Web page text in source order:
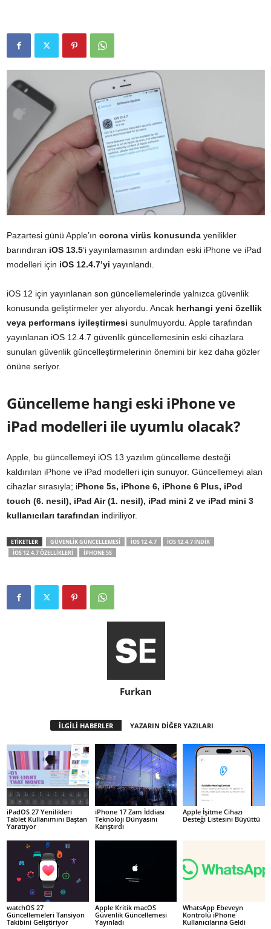
Pazartesi günü Apple’ın corona virüs konusunda yenilikler
barındıran iOS 13.5‘i yayınlamasının ardından eski iPhone ve iPad
modelleri için iOS 12.4.7’yi yayınlandı.
iOS 12 için yayınlanan son güncellemelerinde yalnızca güvenlik
konusunda geliştirmeler yer alıyordu. Ancak herhangi yeni özellik
veya performans iyileştirmesi sunulmuyordu. Apple tarafından
yayınlanan iOS 12.4.7 güvenlik güncellemesinin eski cihazlara
sunulan güvenlik güncelleştirmelerinin önemini bir kez daha gözler
önüne seriyor.
Güncelleme hangi eski iPhone ve
iPad modelleri ile uyumlu olacak?
Apple, bu güncellemeyi iOS 13 yazılım güncelleme desteği
kaldırılan iPhone ve iPad modelleri için sunuyor. Güncellemeyi alan
cihazlar sırasıyla; iPhone 5s, iPhone 6, iPhone 6 Plus, iPod
touch (6. nesil), iPad Air (1. nesil), iPad mini 2 ve iPad mini 3
kullanıcıları tarafından indiriliyor.
ETİKETLER GÜVENLIK GÜNCELLEMESI IOS 12.4.7
IOS 12.4.7 INDIR
IOS 12.4.7 ÖZELLIKLERI
IPHONE 5S
Furkan
İLGİLİ HABERLER YAZARIN DİĞER YAZILARI
iPadOS 27 Yenilikleri
Tablet Kullanımını Baştan
Yaratıyor
iPhone 17 Zam İddiası
Teknoloji Dünyasını
Karıştırdı
Apple İşitme Cihazı
Desteği Listesini Büyüttü
watchOS 27
Güncellemeleri Tansiyon
Takibini Geliştiriyor
Apple Kritik macOS
Güvenlik Güncellemesi
Yayınladı
WhatsApp Ebeveyn
Kontrolü iPhone
Kullanıcılarına Geldi